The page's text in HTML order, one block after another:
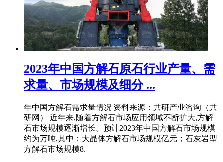
2023年中国方解石原石行业产量、需
求量、市场规模及细分 ...
年中国方解石需求量情况 资料来源：共研产业咨询（共
研网） 近年来,随着方解石市场应用领域不断扩大,方解
石市场规模逐渐增长。预计2023年中国方解石市场规模
约为万吨,其中：大晶体方解石市场规模亿元；石灰岩型
方解石市场规模8.